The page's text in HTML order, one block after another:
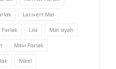
Lacivert Mat
Lila Mat siyah
Mavi Parlak
Nikel